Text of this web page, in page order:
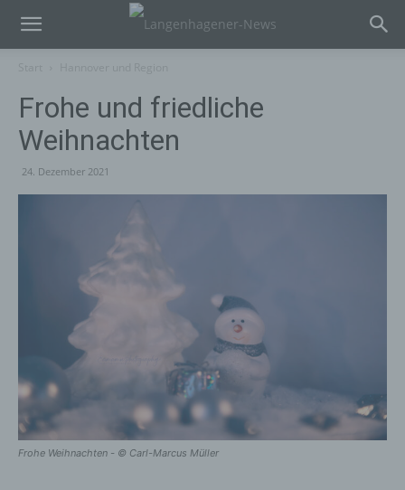
Frohe und friedliche
Weihnachten
24. Dezember 2021
Frohe Weihnachten - © Carl-Marcus Müller